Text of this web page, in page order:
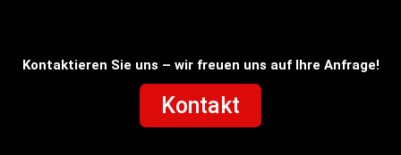
Kontaktieren Sie uns – wir freuen uns auf Ihre Anfrage!
Kontakt